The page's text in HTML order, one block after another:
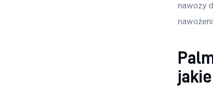
nawozy